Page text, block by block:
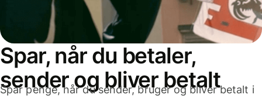
Spar, når du betaler,
sender og bliver betalt
Spar penge, når du sender, bruger og bliver betalt i